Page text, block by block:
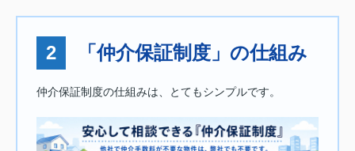
2 「仲介保証制度」の仕組み
仲介保証制度の仕組みは、とてもシンプルです。